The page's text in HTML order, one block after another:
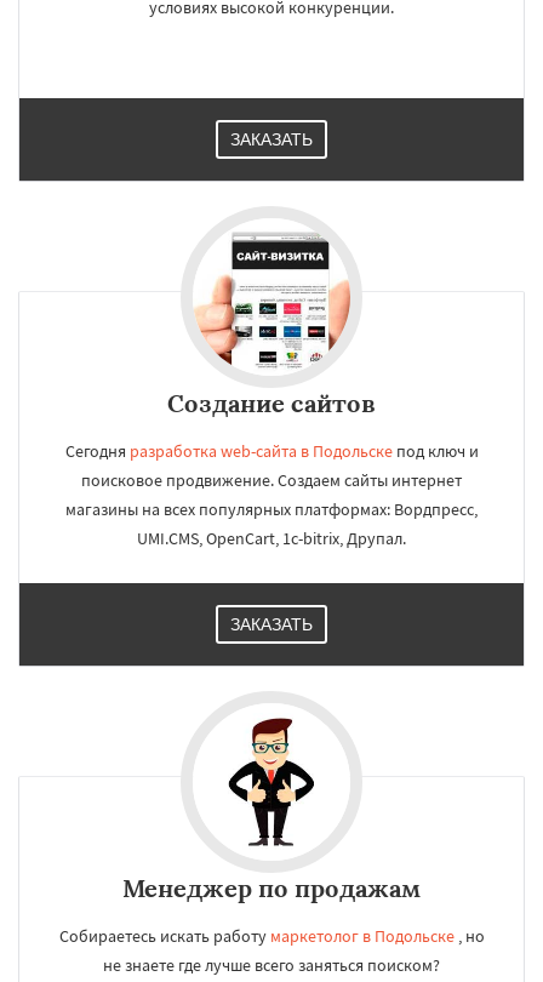
условиях высокой конкуренции.
ЗАКАЗАТЬ
Создание сайтов
Сегодня разработка web-сайта в Подольскепод ключ и
поисковое продвижение. Создаем сайты интернет
магазины на всех популярных платформах: Вордпресс,
UMI.CMS, OpenCart, 1c-bitrix, Друпал.
ЗАКАЗАТЬ
Менеджер по продажам
Собираетесь искать работу маркетолог в Подольске, но
не знаете где лучше всего заняться поиском?